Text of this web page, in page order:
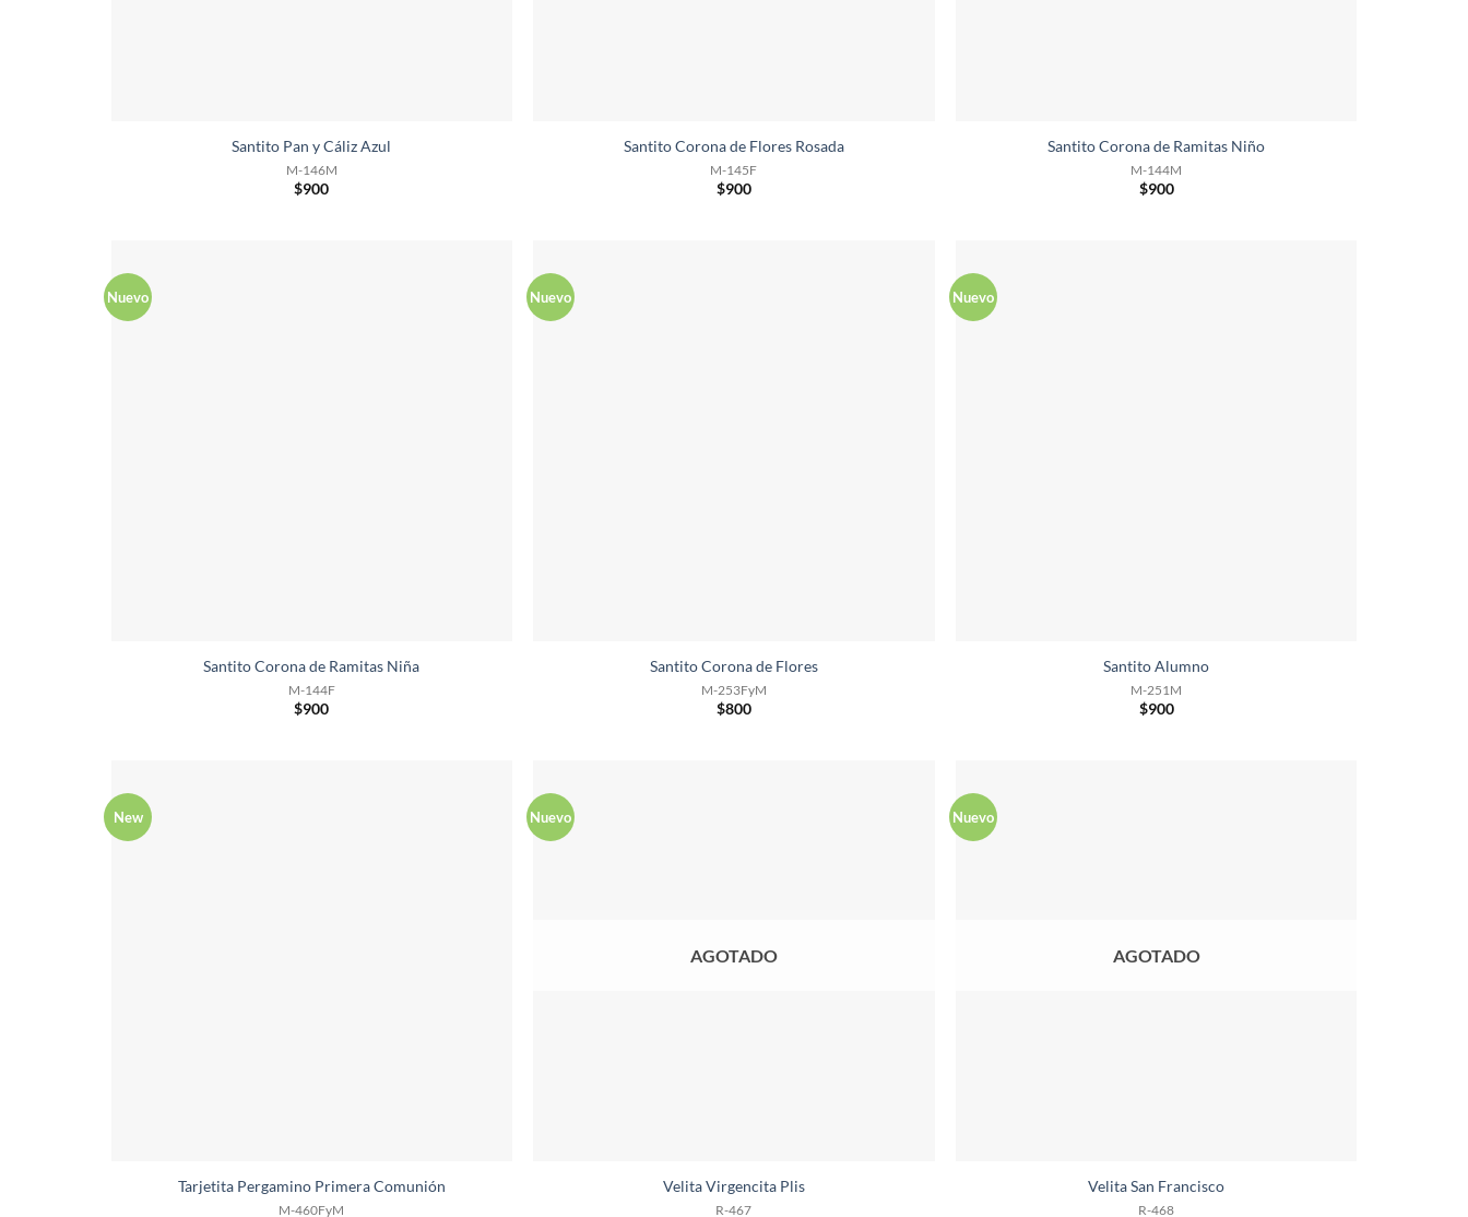
Santito Pan y Cáliz Azul
M-146M
$900
Santito Corona de Flores Rosada
M-145F
$900
Santito Corona de Ramitas Niño
M-144M
$900
Nuevo
Santito Corona de Ramitas Niña
M-144F
$900
Nuevo
Santito Corona de Flores
M-253FyM
$800
Nuevo
Santito Alumno
M-251M
$900
New
Tarjetita Pergamino Primera Comunión
M-460FyM
Nuevo
AGOTADO
Velita Virgencita Plis
R-467
Nuevo
AGOTADO
Velita San Francisco
R-468